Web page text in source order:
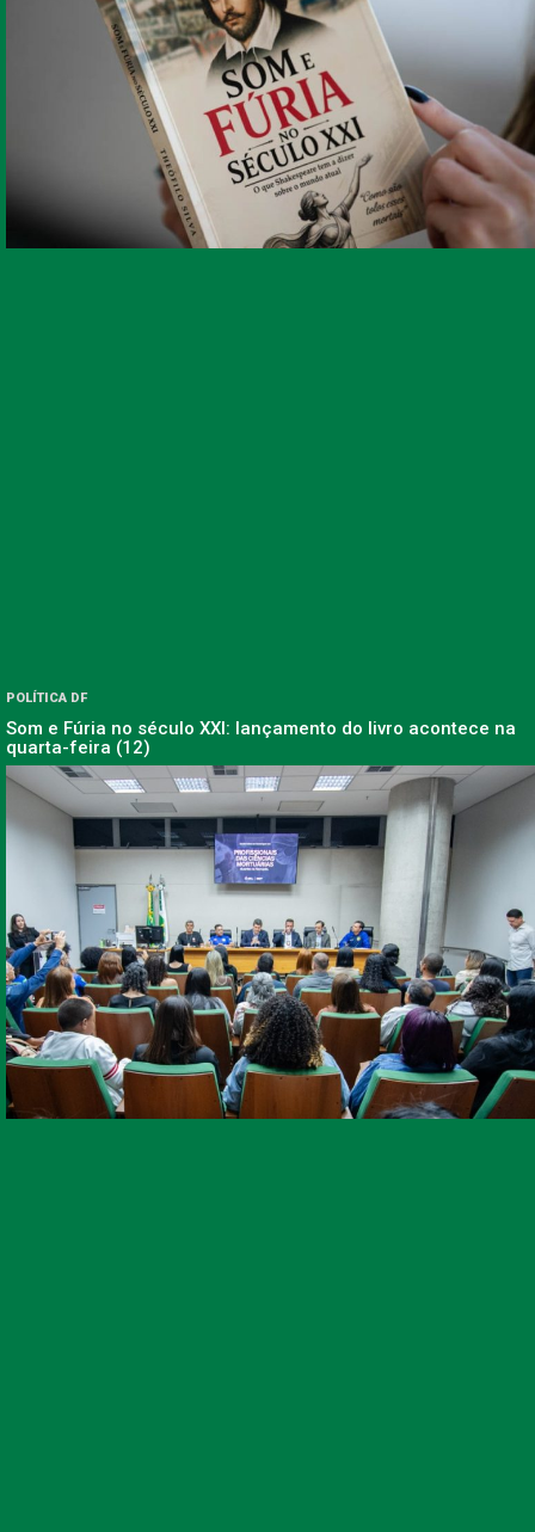
POLÍTICA DF
Som e Fúria no século XXI: lançamento do livro acontece na
quarta-feira (12)